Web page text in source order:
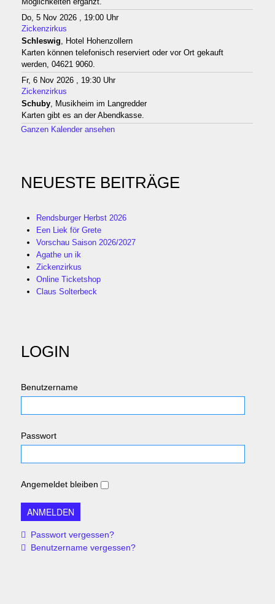
Do, 5 Nov 2026 , 19:00 Uhr
Zickenzirkus
Schleswig, Hotel Hohenzollern
Karten können telefonisch reserviert oder vor Ort gekauft
werden, 04621 9060.
Fr, 6 Nov 2026 , 19:30 Uhr
Zickenzirkus
Schuby, Musikheim im Langredder
Karten gibt es an der Abendkasse.
Ganzen Kalender ansehen
NEUESTE BEITRÄGE
Rendsburger Herbst 2026
Een Liek för Grete
Vorschau Saison 2026/2027
Agathe un ik
Zickenzirkus
Online Ticketshop
Claus Solterbeck
LOGIN
Benutzername
Passwort
Angemeldet bleiben
Passwort vergessen?
Benutzername vergessen?